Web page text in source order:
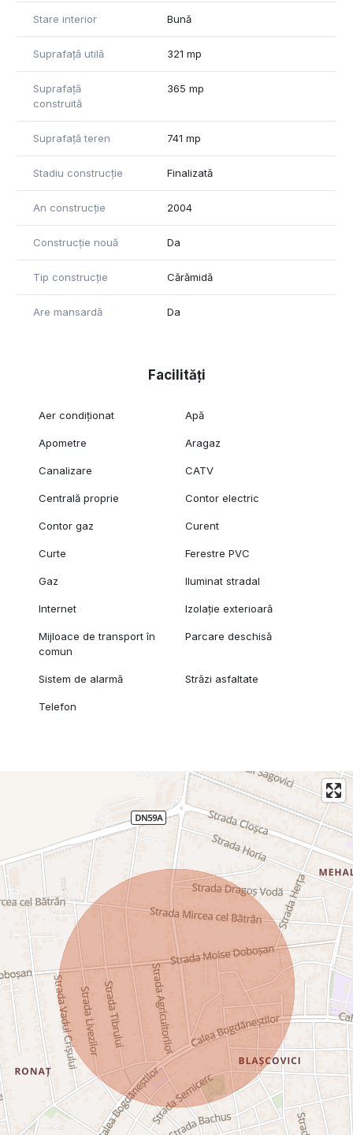
Stare interior Bună
Suprafață utilă 321 mp
Suprafață
construită
365 mp
Suprafață teren 741 mp
Stadiu construcție Finalizată
An construcție 2004
Construcție nouă Da
Tip construcție Cărămidă
Are mansardă Da
Facilități
Aer condiționat Apă
Apometre Aragaz
Canalizare CATV
Centrală proprie Contor electric
Contor gaz Curent
Curte Ferestre PVC
Gaz Iluminat stradal
Internet Izolație exterioară
Mijloace de transport în
comun
Parcare deschisă
Sistem de alarmă Străzi asfaltate
Telefon